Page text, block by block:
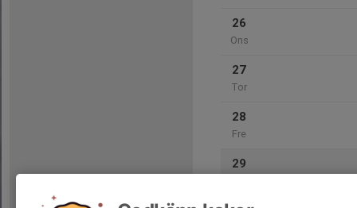
26
Ons
27
Tor
28
Fre
29